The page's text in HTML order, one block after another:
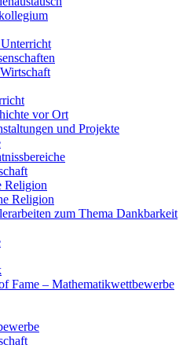
vor Ort
und Projekte
Religion
Religion
zum Thema Dankbarkeit
Fame – Mathematikwettbewerbe